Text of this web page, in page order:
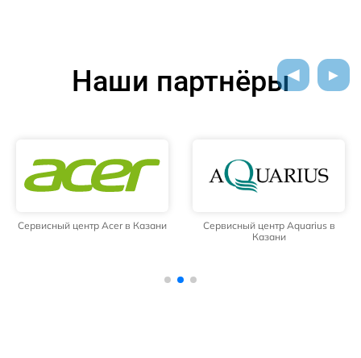
Наши партнёры
Сервисный центр Acer в Казани
Сервисный центр Aquarius в
Казани